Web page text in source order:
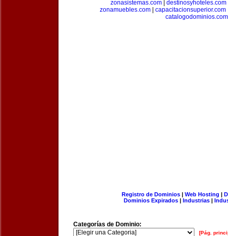
zonasistemas.com| destinosyhoteles.com
zonamuebles.com| capacitacionsuperior.com
catalogodominios.com
Registro de Dominios| Web Hosting |
Dominios Expirados | Industrias |
Categorías de Dominio:
[Pág.